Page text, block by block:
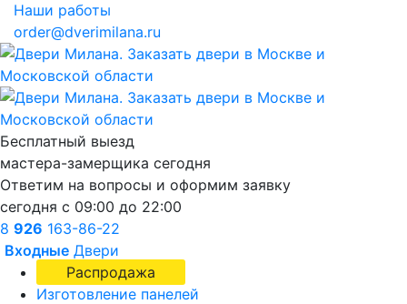
Наши работы
order@dverimilana.ru
Бесплатный выезд
мастера-замерщика сегодня
Ответим на вопросы и оформим заявку
сегодня с 09:00 до 22:00
8 926 163-86-22
Входные Двери
Распродажа
Изготовление панелей